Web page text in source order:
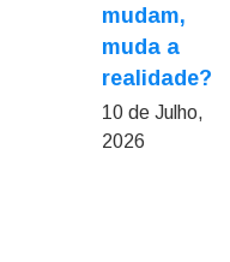
mudam,
muda a
realidade?
10 de Julho,
2026